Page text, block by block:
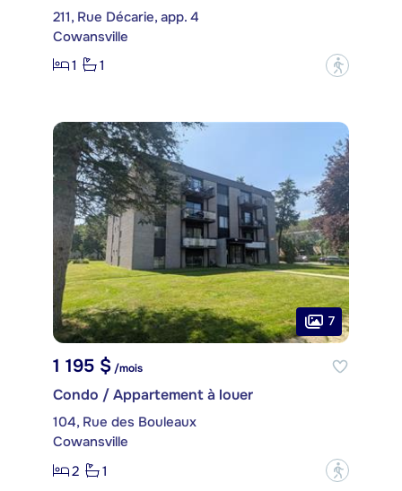
211, Rue Décarie, app. 4
Cowansville
1
1 ?
7
1 195 $/mois
Condo / Appartement à louer
104, Rue des Bouleaux
Cowansville
2
1 ?